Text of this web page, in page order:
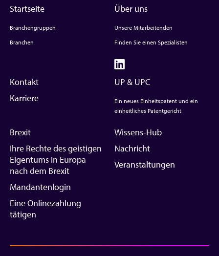
Startseite
Branchengruppen
Branchen
Über uns
Unsere Mitarbeitenden
Finden Sie einen Spezialisten
Kontakt
Karriere
UP & UPC
Ein neues Einheitspatent und ein
einheitliches Patentgericht
Brexit
Ihre Rechte des geistigen
Eigentums in Europa
nach dem Brexit
Mandantenlogin
Eine Onlinezahlung
tätigen
Wissens-Hub
Nachricht
Veranstaltungen